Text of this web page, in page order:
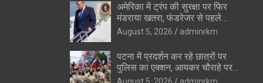
अमेरिका में ट्रंप की सुरक्षा पर फिर
मंडराया खतरा, फंडरेजर से पहले
हथियारों के साथ संदिग्ध पकड़ा गया
August 5, 2026 adminrkm
पटना में प्रदर्शन कर रहे छात्रों पर
पुलिस का एक्शन, आयकर चौराहे पर
वाटर कैनन का इस्तेमाल
August 5, 2026 adminrkm